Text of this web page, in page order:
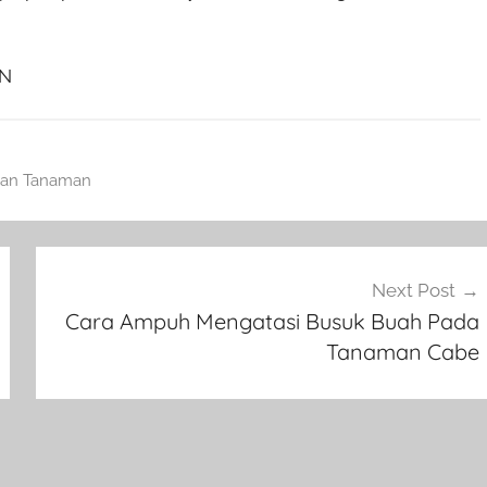
Tanaman
Next Post
Cara Ampuh Mengatasi Busuk Buah Pada
Tanaman Cabe